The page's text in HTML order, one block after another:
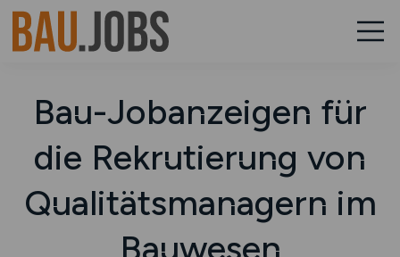
Bau-Jobanzeigen für
die Rekrutierung von
Qualitätsmanagern im
Bauwesen